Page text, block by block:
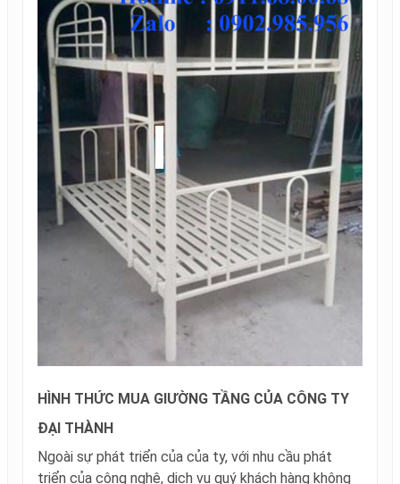
HÌNH THỨC MUA GIƯỜNG TẦNG CỦA CÔNG TY
ĐẠI THÀNH
Ngoài sự phát triển của của ty, với nhu cầu phát
triển của công nghệ, dịch vụ quý khách hàng không